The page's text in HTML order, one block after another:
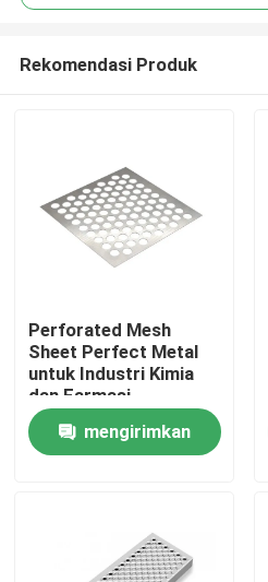
Rumah
Pertunjukan VR
Rekomendasi Produk
Perforated Mesh
Sheet Perfect Metal
untuk Industri Kimia
dan Farmasi
mengirimkan